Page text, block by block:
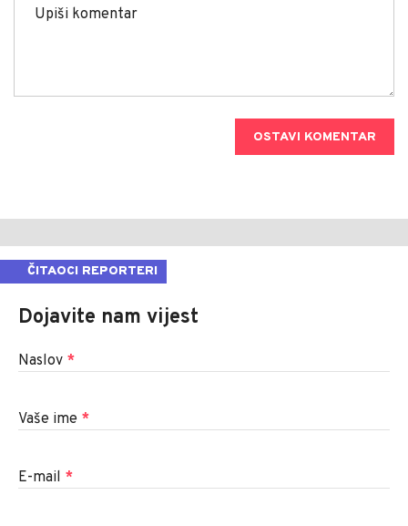
OSTAVI KOMENTAR
ČITAOCI REPORTERI
Dojavite nam vijest
Naslov *
Vaše ime *
E-mail *